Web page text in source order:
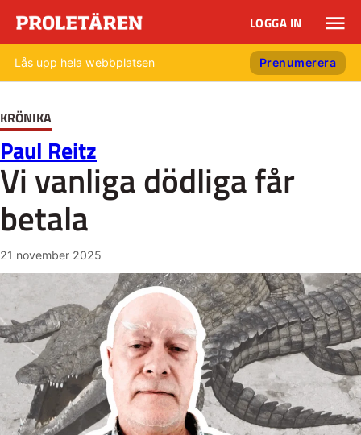
LOGGA IN
Lås upp hela webbplatsen Prenumerera
KRÖNIKA
Paul Reitz
Vi vanliga dödliga får
betala
21 november 2025